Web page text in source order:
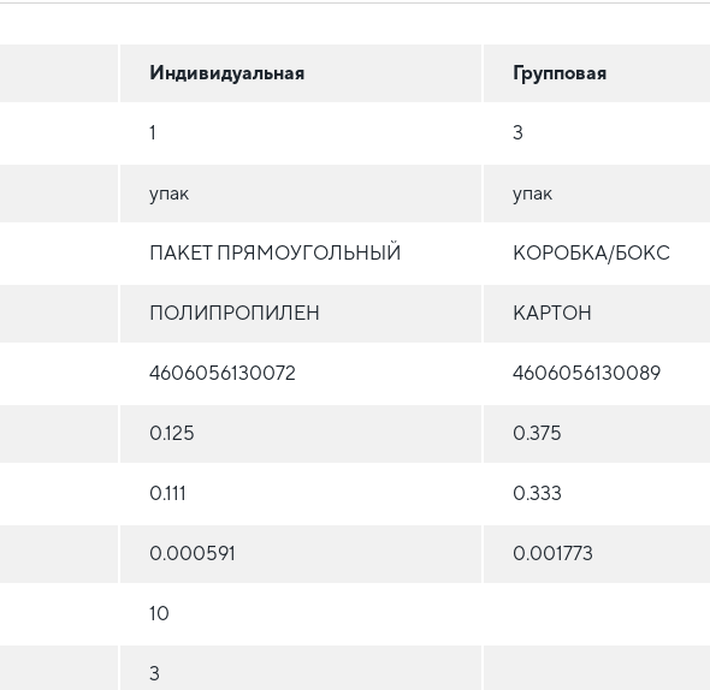
Индивидуальная Групповая
1 3
упак упак
ПАКЕТ ПРЯМОУГОЛЬНЫЙ КОРОБКА/БОКС
ПОЛИПРОПИЛЕН КАРТОН
4606056130072 4606056130089
0.125 0.375
0.111 0.333
0.000591 0.001773
10
3